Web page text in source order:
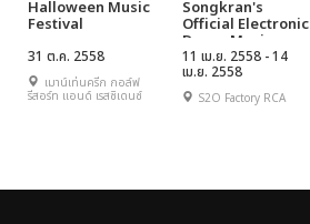
Halloween Music
Festival
31 ต.ค. 2558
เมาน์เท่นครีก กอล์ฟ
รีสอร์ท แอนด์ เรสซิเดนซ์
Songkran's
Official Electronic
Dance Music
Festival
11 เม.ย. 2558 - 14
เม.ย. 2558
S2O Factory RCA